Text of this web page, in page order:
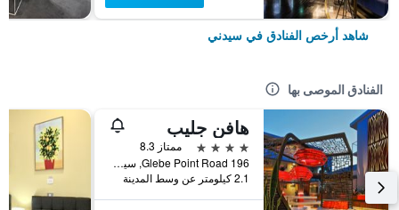
شاهد أرخص الفنادق في سيدني
الفنادق الموصى بها
هافن جليب
4 نجوم
ممتاز 8.3
196 Glebe Point Road, سيدني, NSW, أستراليا
2.1 كيلومتر عن وسط المدينة